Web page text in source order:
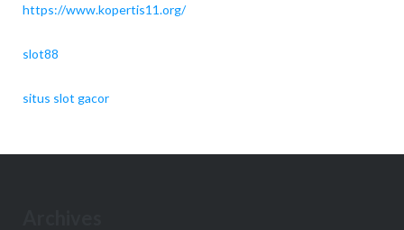
https://www.kopertis11.org/
slot88
situs slot gacor